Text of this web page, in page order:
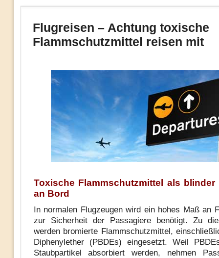
Flugreisen – Achtung toxische
Flammschutzmittel reisen mit
Toxische Flammschutzmittel als blinder
an Bord
In normalen Flugzeugen wird ein hohes Maß an
zur Sicherheit der Passagiere benötigt. Zu
werden bromierte Flammschutzmittel,
Diphenylether (PBDEs) eingesetzt. Weil
Staubpartikel absorbiert werden, nehmen